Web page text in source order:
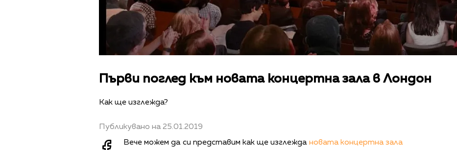
Първи поглед към новата концертна зала в Лондон
Как ще изглежда?
Публикувано на 25.01.2019
Вече можем да си представим как ще изглежда новата концертна зала